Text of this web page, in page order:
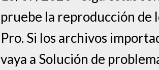
pruebe la reproducción de
Pro. Si los archivos
vaya a Solución de